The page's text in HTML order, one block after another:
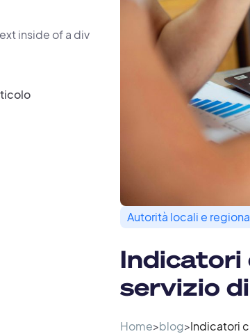
inside of a div
Home>blog>Indicatori
Indicatori
servizio
Autorità locali e